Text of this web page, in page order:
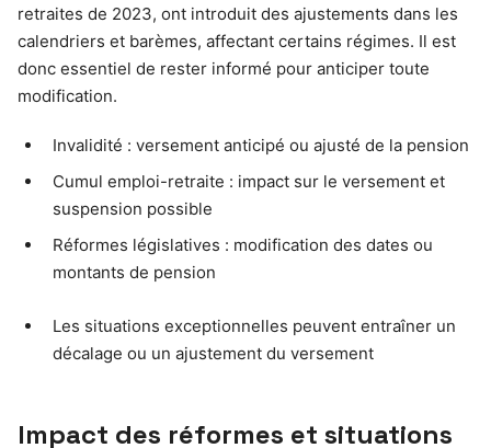
retraites de 2023, ont introduit des ajustements dans les
calendriers et barèmes, affectant certains régimes. Il est
donc essentiel de rester informé pour anticiper toute
modification.
Invalidité : versement anticipé ou ajusté de la pension
Cumul emploi-retraite : impact sur le versement et
suspension possible
Réformes législatives : modification des dates ou
montants de pension
Les situations exceptionnelles peuvent entraîner un
décalage ou un ajustement du versement
Impact des réformes et situations